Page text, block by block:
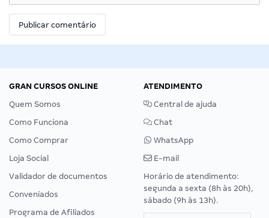
GRAN CURSOS ONLINE
Quem Somos
Como Funciona
Como Comprar
Loja Social
Validador de documentos
Conveniados
Programa de Afiliados
ATENDIMENTO
Central de ajuda
Chat
WhatsApp
E-mail
Horário de atendimento:
segunda a sexta (8h às 20h),
sábado (9h às 13h).